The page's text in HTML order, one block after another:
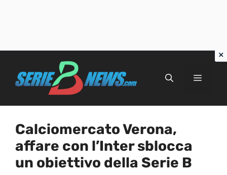
Menu
Calciomercato Verona,
affare con l’Inter sblocca
un obiettivo della Serie B